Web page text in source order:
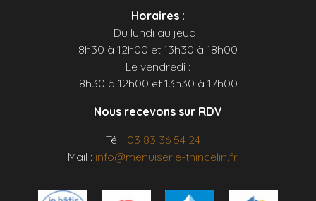
Horaires :
Du lundi au jeudi :
8h30 à 12h00 et 13h30 à 18h00
Le vendredi :
8h30 à 12h00 et 13h30 à 17h00
Nous recevons sur RDV
Tél : 03 83 36 54 24
Mail : info@menuiserie-thincelin.fr